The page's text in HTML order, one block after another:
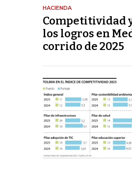
HACIENDA
Competitividad
los logros en
corrido de 2025